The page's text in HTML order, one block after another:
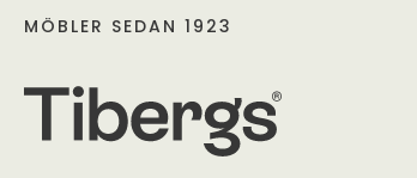
MÖBLER SEDAN 1923